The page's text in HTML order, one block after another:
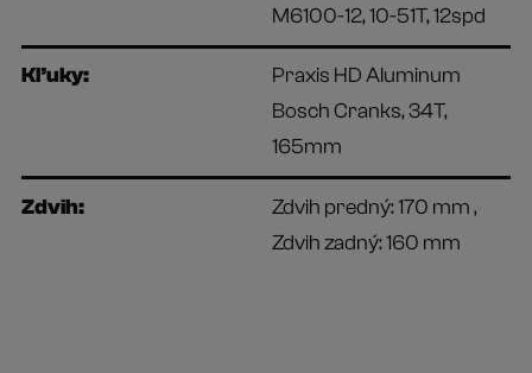
M6100-12, 10-51T, 12spd
Kľuky:
Praxis HD Aluminum
Bosch Cranks, 34T,
165mm
Zdvih:
Zdvih predný: 170 mm ,
Zdvih zadný: 160 mm